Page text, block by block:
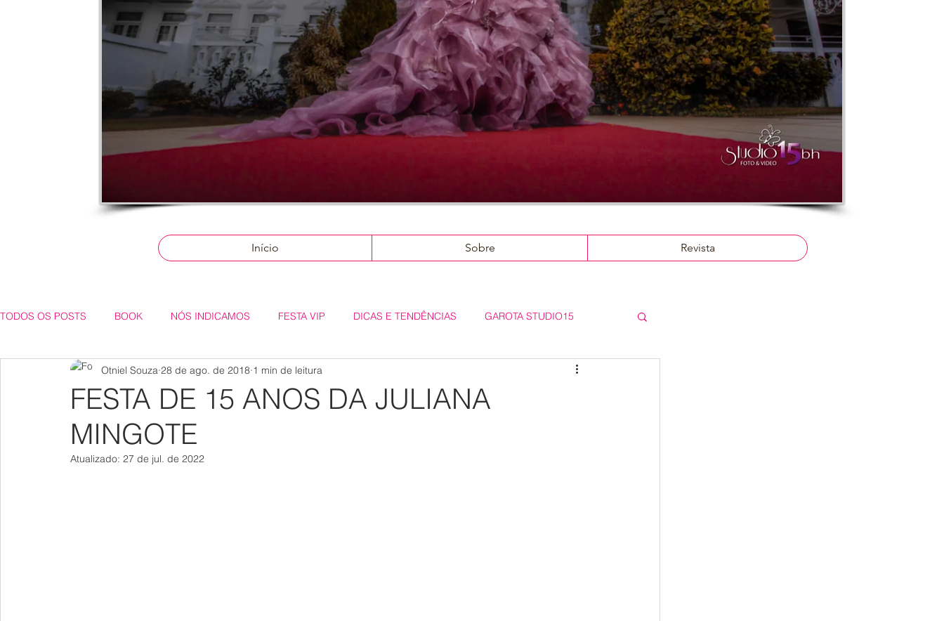
Início Sobre Revista
TODOS OS POSTS BOOK NÓS INDICAMOS FESTA VIP DICAS E TENDÊNCIAS GAROTA STUDIO15
FESTA DE 15 ANOS DA JULIANA
MINGOTE
Otniel Souza 28 de ago. de 2018 1 min de leitura
Atualizado: 27 de jul. de 2022